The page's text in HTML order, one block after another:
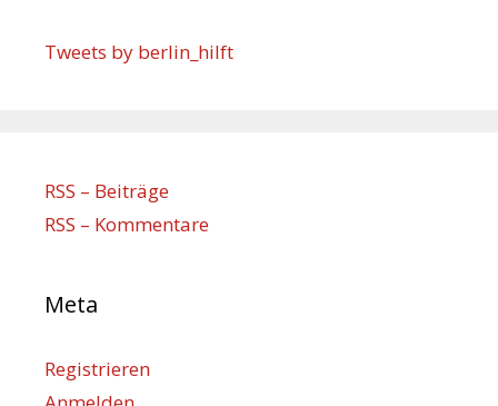
Tweets by berlin_hilft
RSS – Beiträge
RSS – Kommentare
Meta
Registrieren